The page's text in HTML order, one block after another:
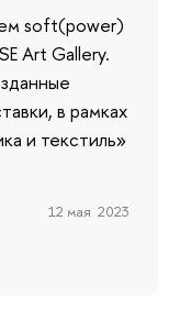
soft(power)
Art Gallery.
в рамках
и текстиль»
12 мая 2023